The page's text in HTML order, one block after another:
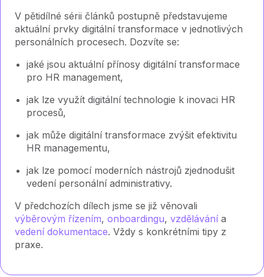
V pětidílné sérii článků postupně představujeme
aktuální prvky digitální transformace v jednotlivých
personálních procesech. Dozvíte se:
jaké jsou aktuální přínosy digitální transformace
pro HR management,
jak lze využít digitální technologie k inovaci HR
procesů,
jak může digitální transformace zvýšit efektivitu
HR managementu,
jak lze pomocí moderních nástrojů zjednodušit
vedení personální administrativy.
V předchozích dílech jsme se již věnovali
výběrovým řízením, onboardingu, vzdělávánía
vedení dokumentace. Vždy s konkrétními tipy z
praxe.